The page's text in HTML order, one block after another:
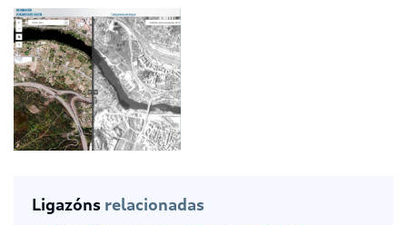
Ligazóns relacionadas